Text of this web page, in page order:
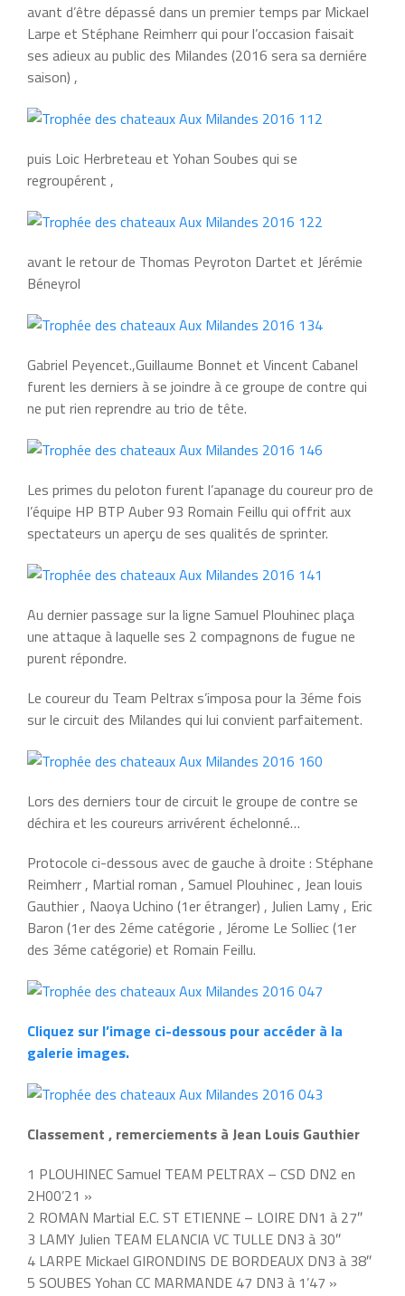
avant d’être dépassé dans un premier temps par Mickael
Larpe et Stéphane Reimherr qui pour l’occasion faisait
ses adieux au public des Milandes (2016 sera sa derniére
saison) ,
puis Loic Herbreteau et Yohan Soubes qui se
regroupérent ,
avant le retour de Thomas Peyroton Dartet et Jérémie
Béneyrol
Gabriel Peyencet.,Guillaume Bonnet et Vincent Cabanel
furent les derniers à se joindre à ce groupe de contre qui
ne put rien reprendre au trio de tête.
Les primes du peloton furent l’apanage du coureur pro de
l’équipe HP BTP Auber 93 Romain Feillu qui offrit aux
spectateurs un aperçu de ses qualités de sprinter.
Au dernier passage sur la ligne Samuel Plouhinec plaça
une attaque à laquelle ses 2 compagnons de fugue ne
purent répondre.
Le coureur du Team Peltrax s’imposa pour la 3éme fois
sur le circuit des Milandes qui lui convient parfaitement.
Lors des derniers tour de circuit le groupe de contre se
déchira et les coureurs arrivérent échelonné…
Protocole ci-dessous avec de gauche à droite : Stéphane
Reimherr , Martial roman , Samuel Plouhinec , Jean louis
Gauthier , Naoya Uchino (1er étranger) , Julien Lamy , Eric
Baron (1er des 2éme catégorie , Jérome Le Solliec (1er
des 3éme catégorie) et Romain Feillu.
Cliquez sur l’image ci-dessous pour accéder à la
galerie images.
Classement , remerciements à Jean Louis Gauthier
1 PLOUHINEC Samuel TEAM PELTRAX – CSD DN2 en
2H00’21 »
2 ROMAN Martial E.C. ST ETIENNE – LOIRE DN1 à 27″
3 LAMY Julien TEAM ELANCIA VC TULLE DN3 à 30″
4 LARPE Mickael GIRONDINS DE BORDEAUX DN3 à 38″
5 SOUBES Yohan CC MARMANDE 47 DN3 à 1’47 »